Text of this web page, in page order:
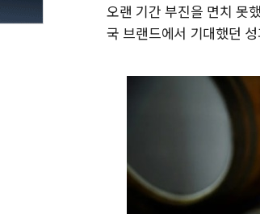
오랜 기간 부진을 면치 못
국 브랜드에서 기대했던